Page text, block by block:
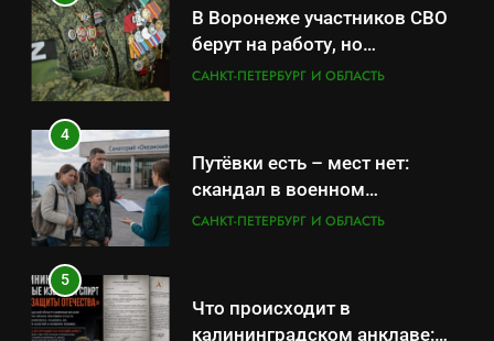
В Воронеже участников СВО
берут на работу, но
удержаться удаётся не всем
САНКТ-ПЕТЕРБУРГ И ОБЛАСТЬ
4
Путёвки есть – мест нет:
скандал в военном
санатории Владивостока
САНКТ-ПЕТЕРБУРГ И ОБЛАСТЬ
5
Что происходит в
калининградском анклаве: